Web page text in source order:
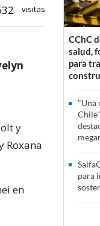
visitas
y
Roxana
en
CChC
salud,
para
"Una
para